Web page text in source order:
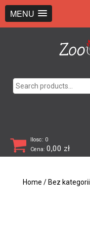
MENU
Ilosc: 0
Cena: 0,00 zł
Home / Bez kategorii